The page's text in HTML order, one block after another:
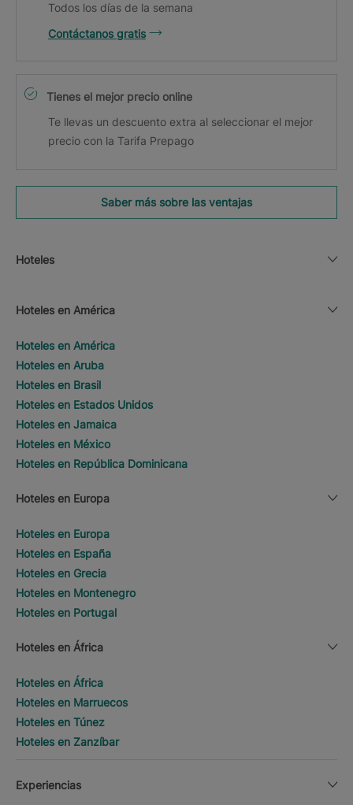
Todos los días de la semana
Contáctanos gratis
Tienes el mejor precio online
Te llevas un descuento extra al seleccionar el mejor
precio con la Tarifa Prepago
Saber más sobre las ventajas
Hoteles
Hoteles en América
Hoteles en América
Hoteles en Aruba
Hoteles en Brasil
Hoteles en Estados Unidos
Hoteles en Jamaica
Hoteles en México
Hoteles en República Dominicana
Hoteles en Europa
Hoteles en Europa
Hoteles en España
Hoteles en Grecia
Hoteles en Montenegro
Hoteles en Portugal
Hoteles en África
Hoteles en África
Hoteles en Marruecos
Hoteles en Túnez
Hoteles en Zanzíbar
Experiencias